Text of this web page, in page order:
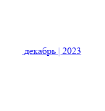
декабрь | 2023